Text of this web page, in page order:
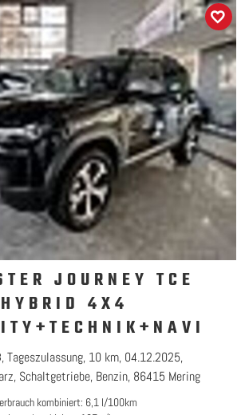
JOURNEY TCE
4X4
Tageszulassung 10 km 04.12.2025
Schaltgetriebe Benzin 86415 Mering
kombiniert: 6,1 l/100km